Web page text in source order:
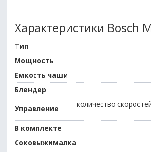
Характеристики Bosch
Тип
Мощность
Емкость чаши
Блендер
Управление
количество
В комплекте
Соковыжималка